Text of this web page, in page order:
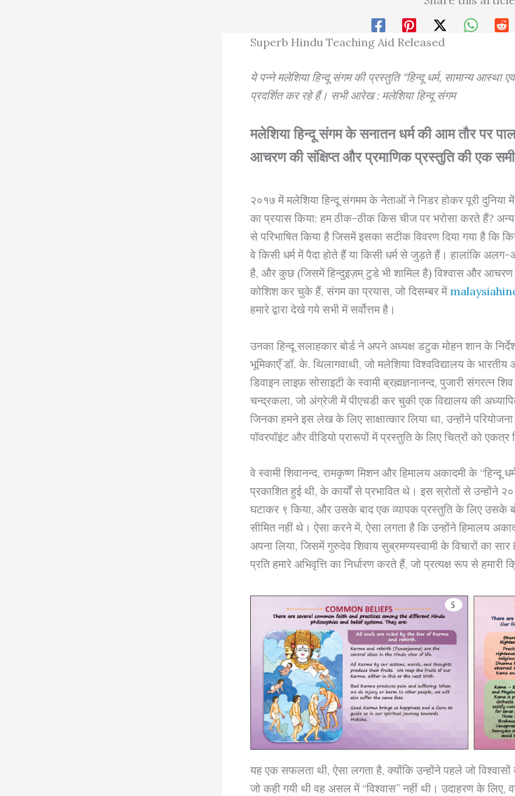
Superb Hindu Teaching Aid Released
ये पन्ने मलेशिया हिन्दू संगम की प्रस्तुति “हिन्दू धर्म, सामान्य
प्रदर्शित कर रहे हैं। सभी आरेख : मलेशिया हिन्दू संगम
मलेशिया हिन्दू संगम के सनातन धर्म की आम तौर पर
आचरण की संक्षिप्त और प्रमाणिक प्रस्तुति की एक
२०१७ में मलेशिया हिन्दू संगमम के नेताओं ने निडर होकर पूरी
का प्रयास किया: हम ठीक-ठीक किस चीज पर भरोसा करते हैं? अन्य
से परिभाषित किया है जिसमें इसका सटीक विवरण दिया गया है कि
वे किसी धर्म में पैदा होते हैं या किसी धर्म से जुड़ते हैं। हालांकि
है, और कुछ (जिसमें हिन्दुइज़म् टुडे भी शामिल है) विश्वास और आचरण
कोशिश कर चुके हैं, संगम का प्रयास, जो दिसम्बर में
हमारे द्वारा देखे गये सभी में सर्वोत्तम है।
उनका हिन्दू सलाहकार बोर्ड ने अपने अध्यक्ष डटुक मोहन शान के
भूमिकाएँ डॉ. के. थिलागवाथी, जो मलेशिया विश्वविद्यालय के
डिवाइन लाइफ़ सोसाइटी के स्वामी ब्रह्मज्ञनानन्द, पुजारी संगरत्न
चन्द्रकला, जो अंग्रेजी में पीएचडी कर चुकी एक विद्यालय की
जिनका हमने इस लेख के लिए साक्षात्कार लिया था, उन्होंने
पॉवरपॉइंट और वीडियो प्रारूपों में प्रस्तुति के लिए चित्रों को एकत्र
वे स्वामी शिवानन्द, रामकृष्ण मिशन और हिमालय अकादमी के “हिन्दू
प्रकाशित हुई थी, के कार्यों से प्रभावित थे। इस स्रोतों से उन्होंने
घटाकर ९ किया, और उसके बाद एक व्यापक प्रस्तुति के लिए उसके
सीमित नहीं थे। ऐसा करने में, ऐसा लगता है कि उन्होंने हिमालय
अपना लिया, जिसमें गुरुदेव शिवाय सुब्रमण्यस्वामी के विचारों का सार
प्रति हमारे अभिवृत्ति का निर्धारण करते हैं, जो प्रत्यक्ष रूप से हमारी
यह एक सफलता थी, ऐसा लगता है, क्योंकि उन्होंने पहले जो विश्वासों
जो कही गयी थी वह असल में “विश्वास” नहीं थी। उदाहरण के लिए,